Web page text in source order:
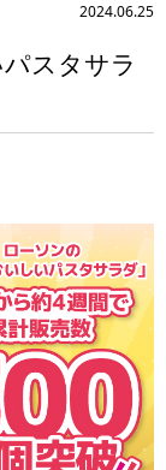
2024.06.25
スタサラ